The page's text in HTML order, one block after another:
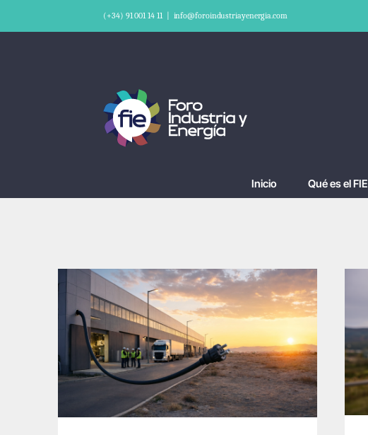
(+34) 91 001 14 11 info@foroindustriayenergia.com
Inicio Qué es el FIE
El cable que enchufa a Zalia: por qué las
subestaciones deciden el mapa industrial